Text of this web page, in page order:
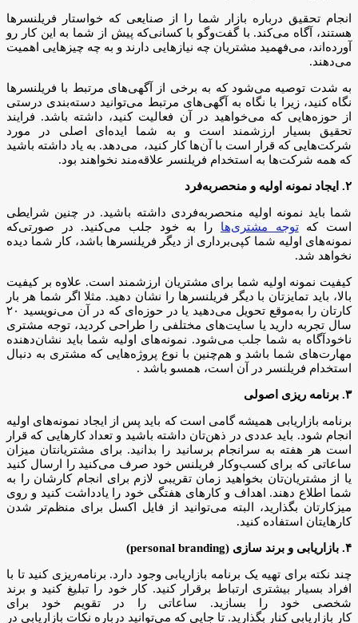
انجام تحقیق درباره بازار شما را از صنایعی که خواستار فریلنسرها
هستند، آگاه می‌کند. با گفت‌وگو با کسانی‌که پیش از شما به این کار رو
آورده‌اند، می‌فهمید مشتریان چه نیازهایی دارند و به چه چیزهایی اهمیت
می‌دهند.
به شدت توصیه می‌شود که به برخی از آگهی‌های مرتبط با فریلنسر‌ها
نگاه کنید، زیرا با نگاه به آگهی‌های مرتبط می‌توانید دسته‌بندی درستی
از حوزه‌هایی که می‌خواهید در آن فعالیت کنید، داشته باشد. فرایند
تحقیق بسیار ارزشمند است و به شما ایده‌ای اصلی در مورد
شرکت‌هایی که قرار است با آن‌ها کار کنید، ‌ می‌دهد. به یاد داشته باشید
که همه شرکت‌ها به استخدام فریلنسر علاقه‌مند نخواهند بود.
۲. ایجاد نمونه‌ اولیه و منحصر‌به‌فرد
شما باید نمونه اولیه منحصر‌به‌فردی داشته باشید. در چنین شرایطی
است کهتوجه مشتری‌ها را به خود جلب می‌کنید. در صورتی‌که
نمونه‌های اولیه شما کپی‌برداری از دیگر فریلنسرها باشد، کار شما دیده
نخواهد شد.
کیفیت نمونه اولیه شما برای مشتریان ارزشمند است. علاوه بر کیفیت
بالا، باید تمایزتان با دیگر فریلنسرها را نشان دهید. مثلا اگر شما هر بار
کارتان را به‌موقع تحویل می‌دهید یا در حوزه‌ای که در آن می‌نویسید ۲۰
سال تجربه دارید یا سایت‌های مختلفی را طراحی کردید، توجه مشتری‌
ناخودآگاه به شما جلب می‌شود. نمونه‌های اولیه شما باید نشان‌دهنده
مهارت‌های شما باشد و هم‌چنین با نوع پروژه‌هایی که مشتری به دنبال
استخدام فریلنسر در آن است، همسو باشد .
۳. برنامه ریزی اصولی
برنامه بازاریابی همیشه گامی است که باید پس از ایجاد نمونه‌های اولیه
انجام شود. باید عددی در ذهن‌تان داشته باشید و تعداد کارهایی که قرار
است هر هفته به سرانجام برسانید را بدانید. برای مشتریانتان میزان
ساعاتی که برای کسب‌وکار فریلنس خود صرف می‌کنید را ارسال کنید
یا از مشتریان‌تان بخواهید زمان تقریبی لازم برای انجام کارشان را به
شما اطلاع دهند. اهداف و کارهای هفتگی خود را یادداشت کنید و روی
میزکارتان بگذارید، البته می‌توانید از فایل اکسل برای منظم‌تر شدن
کارهایتان استفاده کنید.
۴. بازاریابی و برند سازی (personal branding)
چند نکته برای تهیه یک برنامه بازاریابی وجود دارد. برنامه‌ریزی کنید تا با
افراد بسیار بیشتری ارتباط برقرار کنید. کار خود را تبلیغ کنید و برند
شخصی خود را بسازید. ساعاتی را در تقویم خود برای
کار بازاریابی کنار بگذارید. تا جایی که می‌توانید درباره نکات بازاریابی در